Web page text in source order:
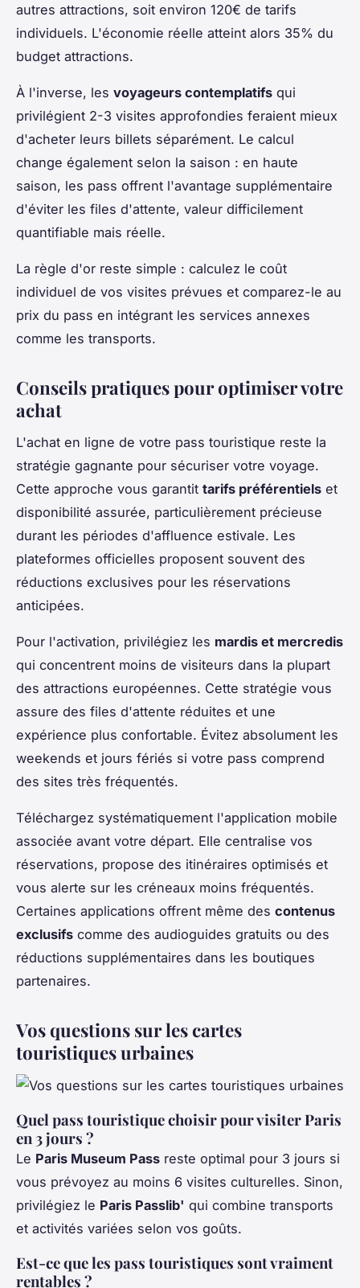
autres attractions, soit environ 120€ de tarifs
individuels. L'économie réelle atteint alors 35% du
budget attractions.
À l'inverse, les voyageurs contemplatifs qui
privilégient 2-3 visites approfondies feraient mieux
d'acheter leurs billets séparément. Le calcul
change également selon la saison : en haute
saison, les pass offrent l'avantage supplémentaire
d'éviter les files d'attente, valeur difficilement
quantifiable mais réelle.
La règle d'or reste simple : calculez le coût
individuel de vos visites prévues et comparez-le au
prix du pass en intégrant les services annexes
comme les transports.
Conseils pratiques pour optimiser votre
achat
L'achat en ligne de votre pass touristique reste la
stratégie gagnante pour sécuriser votre voyage.
Cette approche vous garantit tarifs préférentiels et
disponibilité assurée, particulièrement précieuse
durant les périodes d'affluence estivale. Les
plateformes officielles proposent souvent des
réductions exclusives pour les réservations
anticipées.
Pour l'activation, privilégiez les mardis et mercredis
qui concentrent moins de visiteurs dans la plupart
des attractions européennes. Cette stratégie vous
assure des files d'attente réduites et une
expérience plus confortable. Évitez absolument les
weekends et jours fériés si votre pass comprend
des sites très fréquentés.
Téléchargez systématiquement l'application mobile
associée avant votre départ. Elle centralise vos
réservations, propose des itinéraires optimisés et
vous alerte sur les créneaux moins fréquentés.
Certaines applications offrent même des contenus
exclusifs comme des audioguides gratuits ou des
réductions supplémentaires dans les boutiques
partenaires.
Vos questions sur les cartes
touristiques urbaines
Quel pass touristique choisir pour visiter Paris
en 3 jours ?
Le Paris Museum Pass reste optimal pour 3 jours si
vous prévoyez au moins 6 visites culturelles. Sinon,
privilégiez le Paris Passlib' qui combine transports
et activités variées selon vos goûts.
Est-ce que les pass touristiques sont vraiment
rentables ?